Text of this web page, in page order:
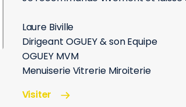
Laure Biville
Dirigeant OGUEY & son Equipe
OGUEY MVM
Menuiserie Vitrerie Miroiterie
Visiter